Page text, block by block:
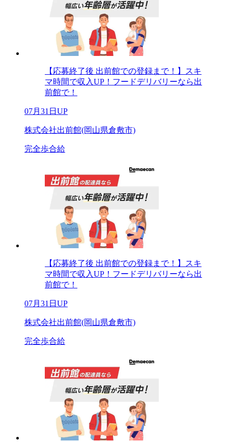
【応募終了後 出前館での登録まで！】スキ
マ時間で収入UP！フードデリバリーなら出
前館で！
07月31日UP
株式会社出前館(岡山県倉敷市)
完全歩合給
【応募終了後 出前館での登録まで！】スキ
マ時間で収入UP！フードデリバリーなら出
前館で！
07月31日UP
株式会社出前館(岡山県倉敷市)
完全歩合給